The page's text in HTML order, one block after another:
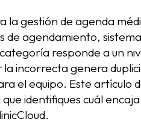
la gestión de agenda
de agendamiento,
responde a un
incorrecta genera
el equipo. Este artículo
identifiques cuál